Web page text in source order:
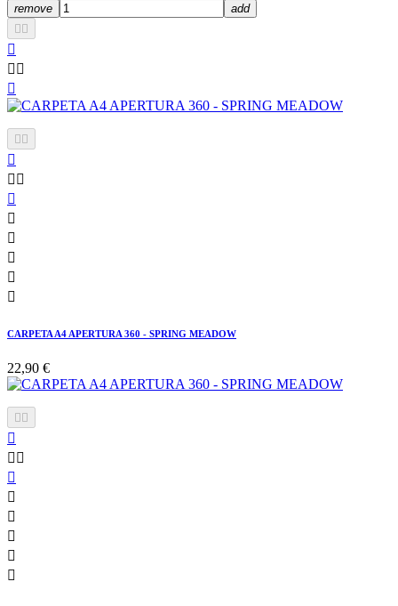
remove
add


 



 






CARPETA A4 APERTURA 360 - SPRING MEADOW
22,90 €
 

 





